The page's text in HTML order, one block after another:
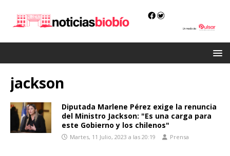
jackson
Diputada Marlene Pérez exige la renuncia
del Ministro Jackson: "Es una carga para
este Gobierno y los chilenos"
Martes, 11 Julio, 2023 a las 20:19 Prensa